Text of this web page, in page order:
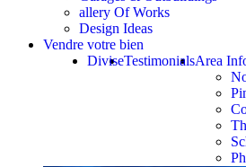
allery Of Works
Design Ideas
Vendre votre bien
Area
Testimonials
Divise